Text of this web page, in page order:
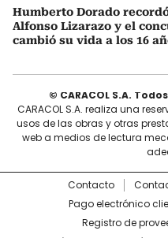
Humberto Dorado
Alfonso Lizarazo y el
cambió su vida a los 16
© CARACOL S.A.
CARACOL S.A. realiza una
usos de las obras y otras
web a medios de lectura
Contacto
Pago electrónico
Registro de